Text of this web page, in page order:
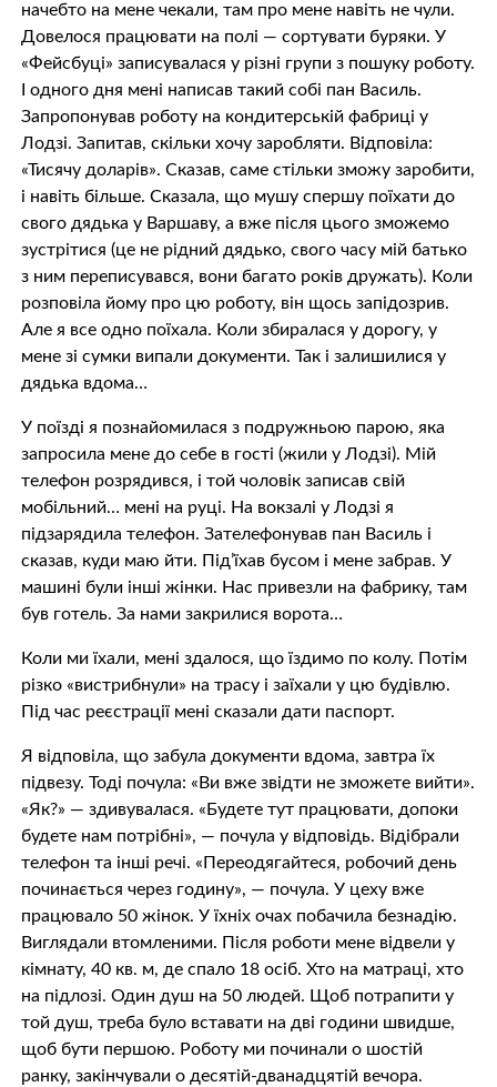
начебто на мене чекали, там про мене навіть не чули.
Довелося працювати на полі — сортувати буряки. У
«Фейсбуці» записувалася у різні групи з пошуку роботу.
І одного дня мені написав такий собі пан Василь.
Запропонував роботу на кондитерській фабриці у
Лодзі. Запитав, скільки хочу заробляти. Відповіла:
«Тисячу доларів». Сказав, саме стільки зможу заробити,
і навіть більше. Сказала, що мушу спершу поїхати до
свого дядька у Варшаву, а вже після цього зможемо
зустрітися (це не рідний дядько, свого часу мій батько
з ним переписувався, вони багато років дружать). Коли
розповіла йому про цю роботу, він щось запідозрив.
Але я все одно поїхала. Коли збиралася у дорогу, у
мене зі сумки випали документи. Так і залишилися у
дядька вдома…
У поїзді я познайомилася з подружньою парою, яка
запросила мене до себе в гості (жили у Лодзі). Мій
телефон розрядився, і той чоловік записав свій
мобільний… мені на руці. На вокзалі у Лодзі я
підзарядила телефон. Зателефонував пан Василь і
сказав, куди маю йти. Під’їхав бусом і мене забрав. У
машині були інші жінки. Нас привезли на фабрику, там
був готель. За нами закрилися ворота…
Коли ми їхали, мені здалося, що їздимо по колу. Потім
різко «вистрибнули» на трасу і заїхали у цю будівлю.
Під час реєстрації мені сказали дати паспорт.
Я відповіла, що забула документи вдома, завтра їх
підвезу. Тоді почула: «Ви вже звідти не зможете вийти».
«Як?» — здивувалася. «Будете тут працювати, допоки
будете нам потрібні», — почула у відповідь. Відібрали
телефон та інші речі. «Переодягайтеся, робочий день
починається через годину», — почула. У цеху вже
працювало 50 жінок. У їхніх очах побачила безнадію.
Виглядали втомленими. Після роботи мене відвели у
кімнату, 40 кв. м, де спало 18 осіб. Хто на матраці, хто
на підлозі. Один душ на 50 людей. Щоб потрапити у
той душ, треба було вставати на дві години швидше,
щоб бути першою. Роботу ми починали о шостій
ранку, закінчували о десятій-дванадцятій вечора.